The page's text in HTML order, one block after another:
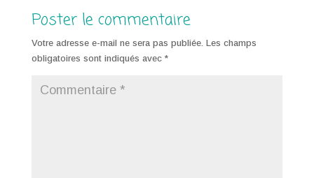
Poster le commentaire
Votre adresse e-mail ne sera pas publiée. Les champs
obligatoires sont indiqués avec *